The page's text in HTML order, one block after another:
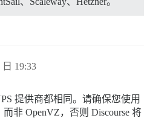
日 19:33
提供商都相同。请确保您使用
非 OpenVZ，否则 Discourse 将